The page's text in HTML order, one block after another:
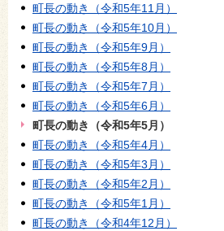
町長の動き（令和5年11月）
町長の動き（令和5年10月）
町長の動き（令和5年9月）
町長の動き（令和5年8月）
町長の動き（令和5年7月）
町長の動き（令和5年6月）
町長の動き（令和5年5月）
町長の動き（令和5年4月）
町長の動き（令和5年3月）
町長の動き（令和5年2月）
町長の動き（令和5年1月）
町長の動き（令和4年12月）